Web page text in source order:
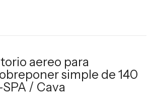
aereo para
simple de 140
/ Cava